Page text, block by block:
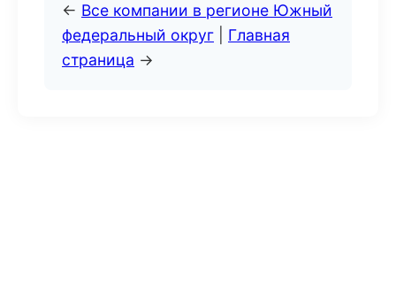
← Все компании в регионе Южный
федеральный округ
Главная
страница →